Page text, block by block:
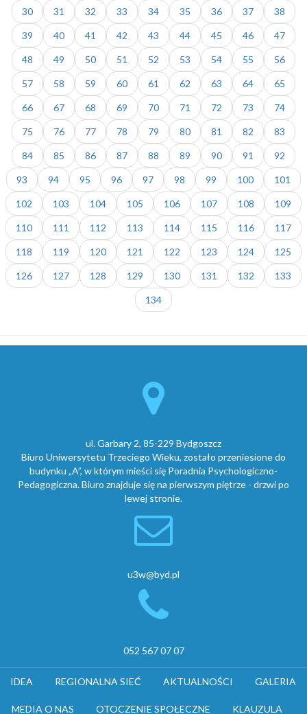
30 31 32 33 34 35 36 37 38
39 40 41 42 43 44 45 46 47
48 49 50 51 52 53 54 55 56
57 58 59 60 61 62 63 64 65
66 67 68 69 70 71 72 73 74
75 76 77 78 79 80 81 82 83
84 85 86 87 88 89 90 91 92
93 94 95 96 97 98 99 100 101
102 103 104 105 106 107 108 109
110 111 112 113 114 115 116 117
118 119 120 121 122 123 124 125
126 127 128 129 130 131 132 133
134
ul. Garbary 2, 85-229 Bydgoszcz
Biuro Uniwersytetu Trzeciego Wieku, zostało przeniesione do
budynku „A”, w którym mieści się Poradnia Psychologiczno-
Pedagogiczna. Biuro znajduje się na pierwszym piętrze - drzwi po
lewej stronie.
u3w@byd.pl
052 567 07 07
IDEA REGIONALNA SIEĆ AKTUALNOŚCI GALERIA
MEDIA O NAS OTOCZENIE SPOŁECZNE KLAUZULA